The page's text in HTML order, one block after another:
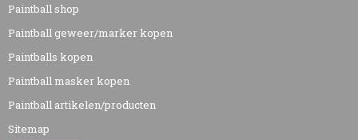
Paintball shop
Paintball geweer/marker kopen
Paintballs kopen
Paintball masker kopen
Paintball artikelen/producten
Sitemap